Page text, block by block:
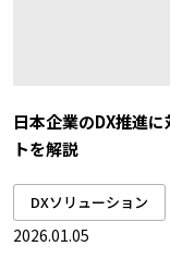
日本企業のDX推進
トを解説
DXソリューション
2026.01.05